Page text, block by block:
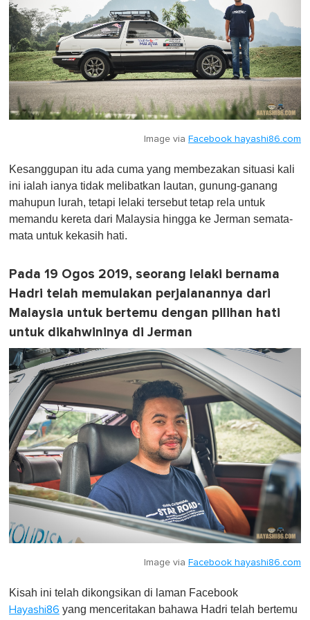
e
,
0
Image via Facebook hayashi86.com
Kesanggupan itu ada cuma yang membezakan situasi kali
ini ialah ianya tidak melibatkan lautan, gunung-ganang
mahupun lurah, tetapi lelaki tersebut tetap rela untuk
memandu kereta dari Malaysia hingga ke Jerman semata-
mata untuk kekasih hati.
Pada 19 Ogos 2019, seorang lelaki bernama
Hadri telah memulakan perjalanannya dari
Malaysia untuk bertemu dengan pilihan hati
untuk dikahwininya di Jerman
Image via Facebook hayashi86.com
Kisah ini telah dikongsikan di laman Facebook
Hayashi86 yang menceritakan bahawa Hadri telah bertemu